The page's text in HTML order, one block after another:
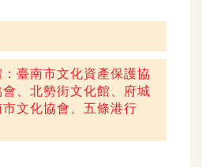
臺南市文化資產保護協
、北勢街文化館、府城
文化協會、五條港行